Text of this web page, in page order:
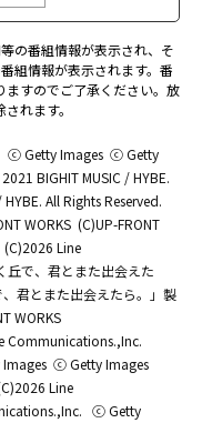
の番組情報が表示され、そ
組情報が表示されます。番
すのでご了承ください。放
れます。
ⓒ Getty Images ⓒ Getty
BIGHIT MUSIC / HYBE.
All Rights Reserved.
WORKS (C)UP-FRONT
(C)2026 Line
で、君とまた出会えた
君とまた出会えたら。」製
WORKS
Communications.,Inc.
ⓒ Getty Images
Line
ⓒ Getty